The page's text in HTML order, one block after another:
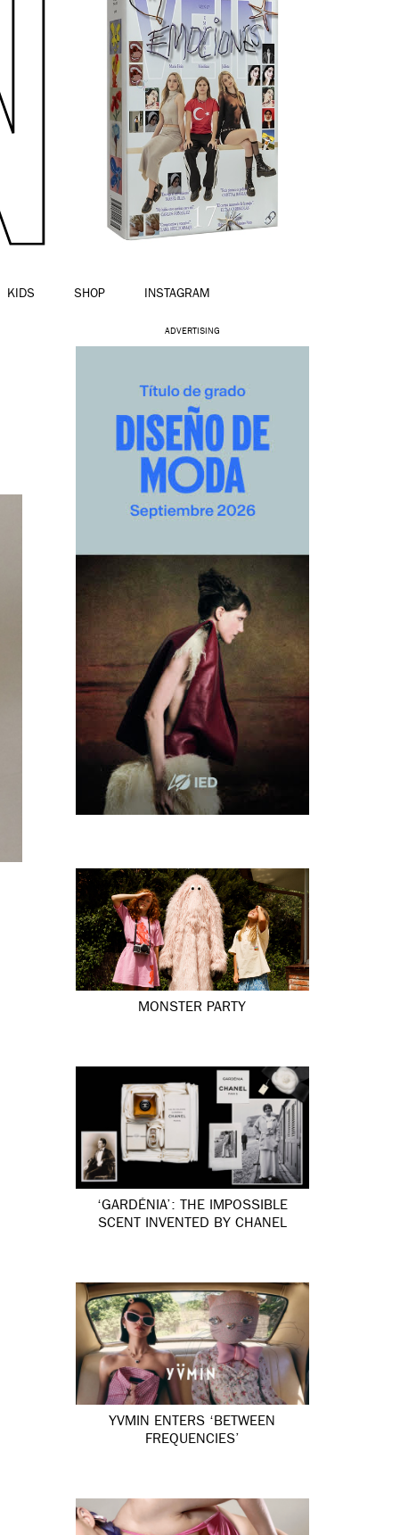
KIDS SHOP INSTAGRAM
ADVERTISING
MONSTER PARTY
‘GARDÉNIA’: THE IMPOSSIBLE
SCENT INVENTED BY CHANEL
YVMIN ENTERS ‘BETWEEN
FREQUENCIES’